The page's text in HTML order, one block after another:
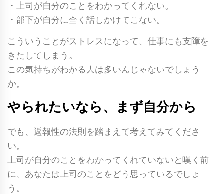
・上司が自分のことをわかってくれない。
・部下が自分に全く話しかけてこない。
こういうことがストレスになって、仕事にも支障を
きたしてしまう。
この気持ちがわかる人は多いんじゃないでしょう
か。
やられたいなら、まず自分から
でも、返報性の法則を踏まえて考えてみてくださ
い。
上司が自分のことをわかってくれていないと嘆く前
に、あなたは上司のことをどう思っているでしょ
う。